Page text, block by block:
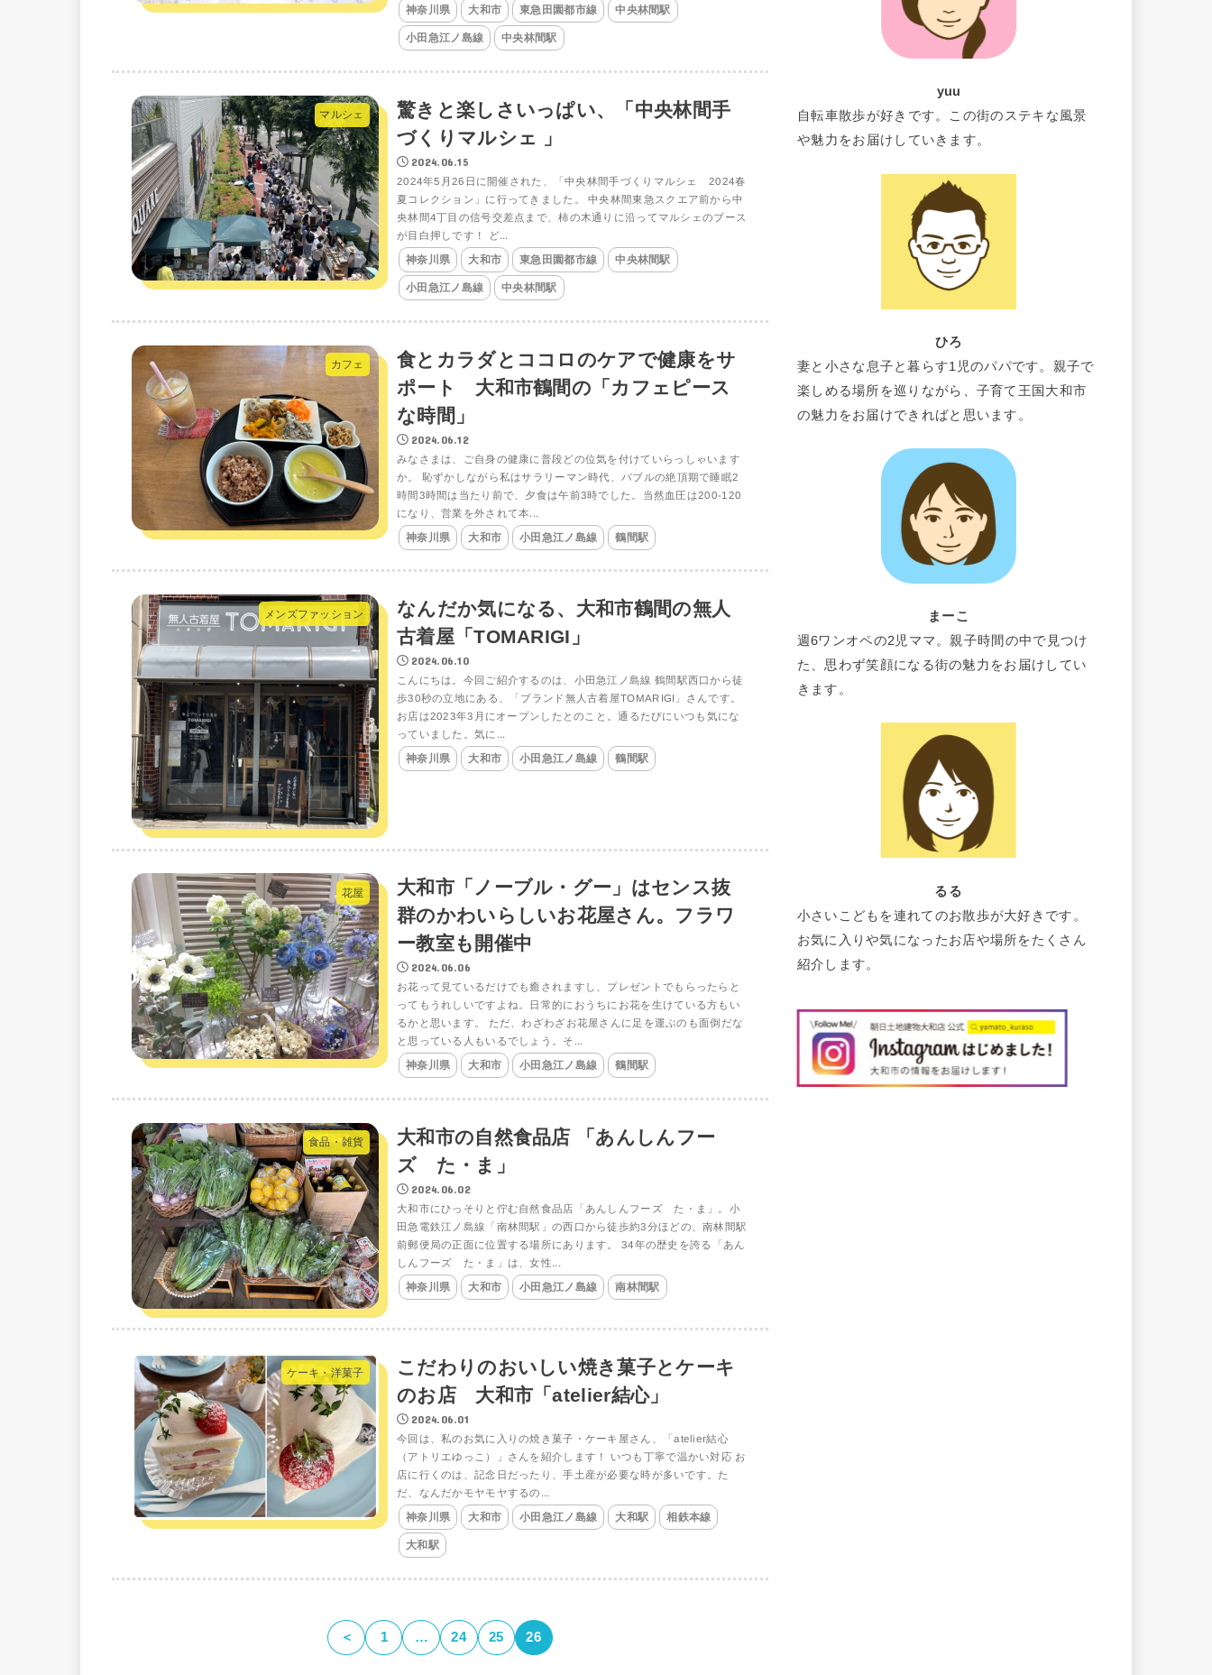
神奈川県 大和市 東急田園都市線 中央林間駅
小田急江ノ島線 中央林間駅
マルシェ
驚きと楽しさいっぱい、「中央林間手
づくりマルシェ 」
2024.06.15
2024年5月26日に開催された、「中央林間手づくりマルシェ 2024春
夏コレクション」に行ってきました。 中央林間東急スクエア前から中
央林間4丁目の信号交差点まで、柿の木通りに沿ってマルシェのブース
が目白押しです！ ど...
神奈川県 大和市 東急田園都市線 中央林間駅
小田急江ノ島線 中央林間駅
カフェ
食とカラダとココロのケアで健康をサ
ポート 大和市鶴間の「カフェピース
な時間」
2024.06.12
みなさまは、ご自身の健康に普段どの位気を付けていらっしゃいます
か。 恥ずかしながら私はサラリーマン時代、バブルの絶頂期で睡眠2
時間3時間は当たり前で、夕食は午前3時でした。当然血圧は200-120
になり、営業を外されて本...
神奈川県 大和市 小田急江ノ島線 鶴間駅
メンズファッション
なんだか気になる、大和市鶴間の無人
古着屋「TOMARIGI」
2024.06.10
こんにちは。今回ご紹介するのは、小田急江ノ島線 鶴間駅西口から徒
歩30秒の立地にある、「ブランド無人古着屋TOMARIGI」さんです。
お店は2023年3月にオープンしたとのこと。通るたびにいつも気にな
っていました。気に...
神奈川県 大和市 小田急江ノ島線 鶴間駅
花屋
大和市「ノーブル・グー」はセンス抜
群のかわいらしいお花屋さん。フラワ
ー教室も開催中
2024.06.06
お花って見ているだけでも癒されますし、プレゼントでもらったらと
ってもうれしいですよね。日常的におうちにお花を生けている方もい
るかと思います。 ただ、わざわざお花屋さんに足を運ぶのも面倒だな
と思っている人もいるでしょう。そ...
神奈川県 大和市 小田急江ノ島線 鶴間駅
食品・雑貨
大和市の自然食品店 「あんしんフー
ズ た・ま」
2024.06.02
大和市にひっそりと佇む自然食品店「あんしんフーズ た・ま」。小
田急電鉄江ノ島線「南林間駅」の西口から徒歩約3分ほどの、南林間駅
前郵便局の正面に位置する場所にあります。 34年の歴史を誇る「あん
しんフーズ た・ま」は、女性...
神奈川県 大和市 小田急江ノ島線 南林間駅
ケーキ・洋菓子
こだわりのおいしい焼き菓子とケーキ
のお店 大和市「atelier結心」
2024.06.01
今回は、私のお気に入りの焼き菓子・ケーキ屋さん、「atelier結心
（アトリエゆっこ）」さんを紹介します！ いつも丁寧で温かい対応 お
店に行くのは、記念日だったり、手土産が必要な時が多いです。た
だ、なんだかモヤモヤするの...
神奈川県 大和市 小田急江ノ島線 大和駅 相鉄本線
大和駅
＜ 1 … 24 25 26
yuu
自転車散歩が好きです。この街のステキな風景
や魅力をお届けしていきます。
ひろ
妻と小さな息子と暮らす1児のパパです。親子で
楽しめる場所を巡りながら、子育て王国大和市
の魅力をお届けできればと思います。
まーこ
週6ワンオペの2児ママ。親子時間の中で見つけ
た、思わず笑顔になる街の魅力をお届けしてい
きます。
るる
小さいこどもを連れてのお散歩が大好きです。
お気に入りや気になったお店や場所をたくさん
紹介します。